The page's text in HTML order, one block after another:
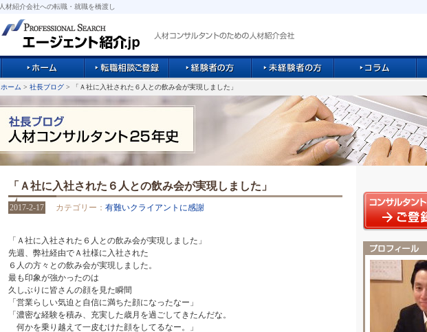
人材紹介会社への転職・就職を橋渡し
ホーム > 社長ブログ > 「Ａ社に入社された６人との飲み会が実現しました」
「Ａ社に入社された６人との飲み会が実現しました」
2017-2-17 カテゴリー： 有難いクライアントに感謝
「Ａ社に入社された６人との飲み会が実現しました」
先週、弊社経由でＡ社様に入社された
６人の方々との飲み会が実現しました。
最も印象が強かったのは
久しぶりに皆さんの顔を見た瞬間
「営業らしい気迫と自信に満ちた顔になったなー」
「濃密な経験を積み、充実した歳月を過ごしてきたんだな。
何かを乗り越えて一皮むけた顔をしてるなー。」